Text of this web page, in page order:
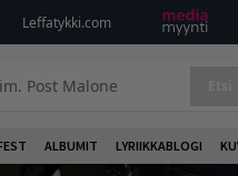
Leffatykki.com
ALBUMIT LYRIIKKABLOGI